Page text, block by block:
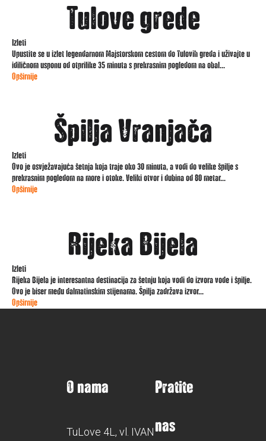
Tulove grede
Izleti
Upustite se u izlet legendarnom Majstorskom cestom do Tulovih greda i uživajte u
idiličnom usponu od otprilike 35 minuta s prekrasnim pogledom na obal...
Opširnije
Špilja Vranjača
Izleti
Ovo je osvježavajuća šetnja koja traje oko 30 minuta, a vodi do velike špilje s
prekrasnim pogledom na more i otoke. Veliki otvor i dubina od 80 metar...
Opširnije
Rijeka Bijela
Izleti
Rijeka Bijela je interesantna destinacija za šetnju koja vodi do izvora vode i špilje.
Ovo je biser među dalmatinskim stijenama. Špilja zadržava izvor...
Opširnije
O nama
TuLove 4L, vl. IVAN
Pratite
nas